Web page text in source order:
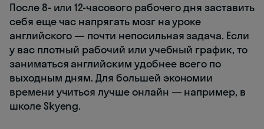
После 8- или 12-часового рабочего дня заставить
себя еще час напрягать мозг на уроке
английского — почти непосильная задача. Если
у вас плотный рабочий или учебный график, то
заниматься английским удобнее всего по
выходным дням. Для большей экономии
времени учиться лучше онлайн — например, в
школе Skyeng.